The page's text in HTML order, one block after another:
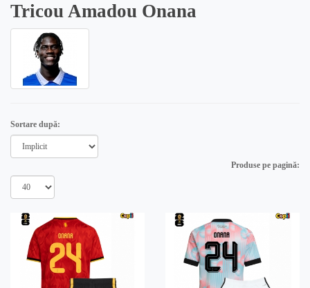
Tricou Amadou Onana
Sortare după:
Produse pe pagină: